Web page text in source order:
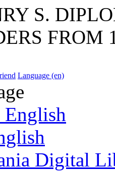
S.
FROM
Language (en)
English
Digital